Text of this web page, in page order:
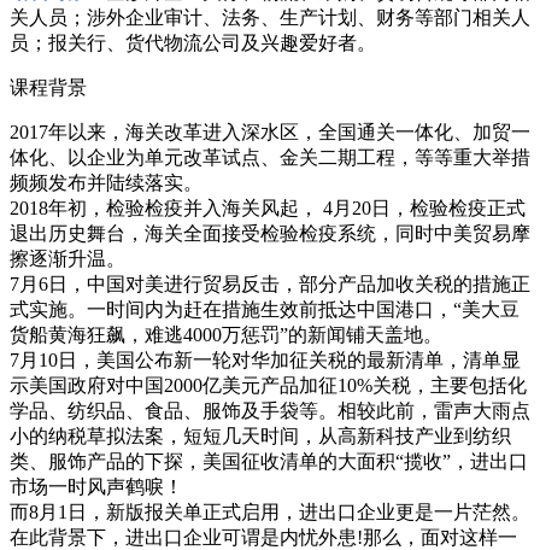
关人员；涉外企业审计、法务、生产计划、财务等部门相关人
员；报关行、货代物流公司及兴趣爱好者。
课程背景
2017年以来，海关改革进入深水区，全国通关一体化、加贸一
体化、以企业为单元改革试点、金关二期工程，等等重大举措
频频发布并陆续落实。
2018年初，检验检疫并入海关风起， 4月20日，检验检疫正式
退出历史舞台，海关全面接受检验检疫系统，同时中美贸易摩
擦逐渐升温。
7月6日，中国对美进行贸易反击，部分产品加收关税的措施正
式实施。一时间内为赶在措施生效前抵达中国港口，“美大豆
货船黄海狂飙，难逃4000万惩罚”的新闻铺天盖地。
7月10日，美国公布新一轮对华加征关税的最新清单，清单显
示美国政府对中国2000亿美元产品加征10%关税，主要包括化
学品、纺织品、食品、服饰及手袋等。相较此前，雷声大雨点
小的纳税草拟法案，短短几天时间，从高新科技产业到纺织
类、服饰产品的下探，美国征收清单的大面积“揽收”，进出口
市场一时风声鹤唳！
而8月1日，新版报关单正式启用，进出口企业更是一片茫然。
在此背景下，进出口企业可谓是内忧外患!那么，面对这样一